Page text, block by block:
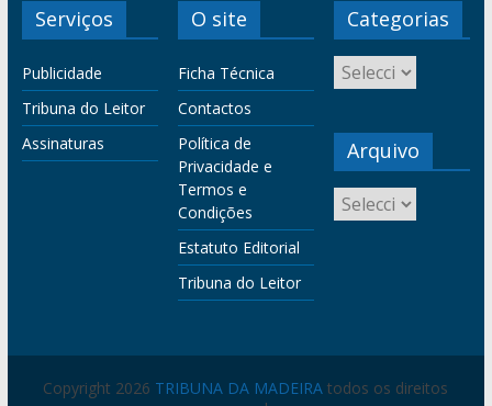
Serviços
Publicidade
Tribuna do Leitor
Assinaturas
O site
Ficha Técnica
Contactos
Política de
Privacidade e
Termos e
Condições
Estatuto Editorial
Tribuna do Leitor
Categorias
Arquivo
Copyright 2026 TRIBUNA DA MADEIRA todos os direitos